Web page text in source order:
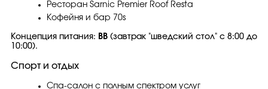
Ресторан Sarnic Premier Roof Resta
Кофейня и бар 70s
Концепция питания: ВВ (завтрак "шведский стол" с 8:00 до
10:00).
Спорт и отдых
Спа-салон с полным спектром услуг